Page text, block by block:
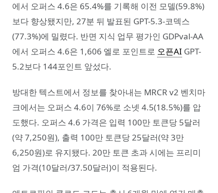
에서 오퍼스 4.6은 65.4%를 기록해 이전 모델(59.8%)
보다 향상됐지만, 27분 뒤 발표된 GPT-5.3-코덱스
(77.3%)에 밀렸다. 반면 지식 업무 평가인 GDPval-AA
에서 오퍼스 4.6은 1,606 엘로 포인트로 오픈AI GPT-
5.2보다 144포인트 앞섰다.
방대한 텍스트에서 정보를 찾아내는 MRCR v2 벤치마
크에서는 오퍼스 4.6이 76%로 소넷 4.5(18.5%)를 압
도했다. 오퍼스 4.6 가격은 입력 100만 토큰당 5달러
(약 7,250원), 출력 100만 토큰당 25달러(약 3만
6,250원)로 유지됐다. 20만 토큰 초과 시에는 프리미
엄 가격(10달러/37.50달러)이 적용된다.